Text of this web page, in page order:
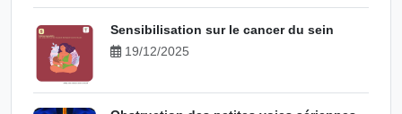
Sensibilisation sur le cancer du sein
19/12/2025